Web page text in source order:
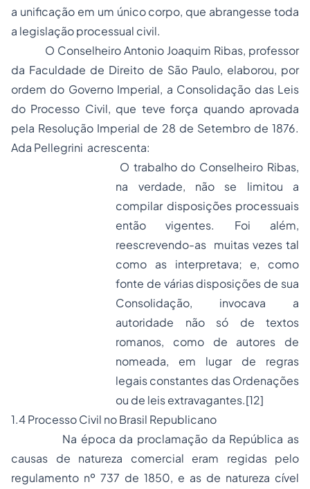
a unificação em um único corpo, que abrangesse toda
a legislação processual civil.
O Conselheiro Antonio Joaquim Ribas, professor
da Faculdade de Direito de São Paulo, elaborou, por
ordem do Governo Imperial, a Consolidação das Leis
do Processo Civil, que teve força quando aprovada
pela Resolução Imperial de 28 de Setembro de 1876.
Ada Pellegrini acrescenta:
O trabalho do Conselheiro Ribas,
na verdade, não se limitou a
compilar disposições processuais
então vigentes. Foi além,
reescrevendo-as muitas vezes tal
como as interpretava; e, como
fonte de várias disposições de sua
Consolidação, invocava a
autoridade não só de textos
romanos, como de autores de
nomeada, em lugar de regras
legais constantes das Ordenações
ou de leis extravagantes.[12]
1.4 Processo Civil no Brasil Republicano
Na época da proclamação da República as
causas de natureza comercial eram regidas pelo
regulamento nº 737 de 1850, e as de natureza cível